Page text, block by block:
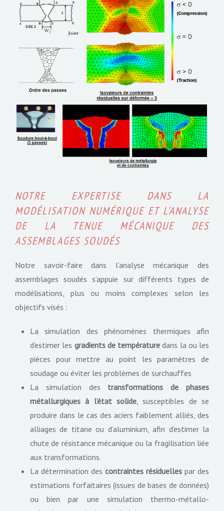
NOTRE EXPERTISE DANS LA
MODÉLISATION NUMÉRIQUE ET L’ANALYSE
DE LA TENUE MÉCANIQUE DES
ASSEMBLAGES SOUDÉS
Notre savoir-faire dans l’analyse mécanique des
assemblages soudés s’appuie sur différents types de
modélisations, plus ou moins complexes selon les
objectifs visés :
La simulation des phénomènes thermiques afin
d’estimer les gradients de température dans la ou les
pièces pour mettre au point les paramètres de
soudage ou éviter les problèmes de surchauffes
La simulation des transformations de phases
métallurgiques à l’état solide, susceptibles de se
produire dans le cas des aciers faiblement alliés, des
alliages de titane ou d’aluminium, afin d’estimer la
chute de résistance mécanique ou la fragilisation liée
aux transformations.
La détermination des contraintes résiduelles par des
estimations forfaitaires (issues de bases de données)
ou bien par une simulation thermo-métallo-